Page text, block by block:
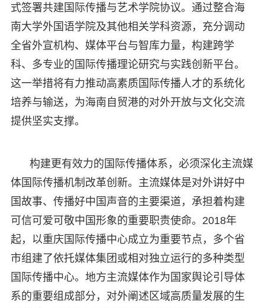
式签署共建国际传播与艺术学院协议。通过整合海
南大学外国语学院及其他相关学科资源，充分调动
全省外宣机构、媒体平台与智库力量，构建跨学
科、多专业的国际传播理论研究与实践创新平台。
这一举措将有力推动高素质国际传播人才的系统化
培养与输送，为海南自贸港的对外开放与文化交流
提供坚实支撑。
构建更有效力的国际传播体系，必须深化主流媒
体国际传播机制改革创新。主流媒体是对外讲好中
国故事、传播好中国声音的主要渠道，承担着构建
可信可爱可敬中国形象的重要职责使命。2018年
起，以重庆国际传播中心成立为重要节点，多个省
市组建了依托媒体集团或相对独立运行的多种类型
国际传播中心。地方主流媒体作为国家舆论引导体
系的重要组成部分，对外阐述区域高质量发展的生